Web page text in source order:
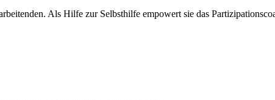
Als Hilfe zur Selbsthilfe empowert sie das